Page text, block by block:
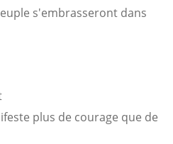
s'embrasseront dans
plus de courage que de